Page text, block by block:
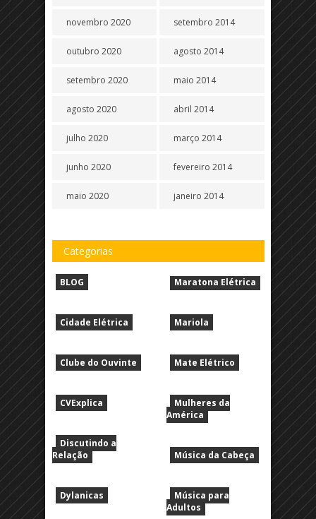
novembro 2020
outubro 2020
setembro 2020
agosto 2020
julho 2020
junho 2020
maio 2020
setembro 2014
agosto 2014
maio 2014
abril 2014
março 2014
fevereiro 2014
janeiro 2014
Categorias
BLOG
Cidade Elétrica
Clube do Ouvinte
CVExplica
Discutindo a
Relação
Dylanicas
Maratona Elétrica
Mariola
Mate Elétrico
Mulheres da
América
Música da Cabeça
Música para
Adultos